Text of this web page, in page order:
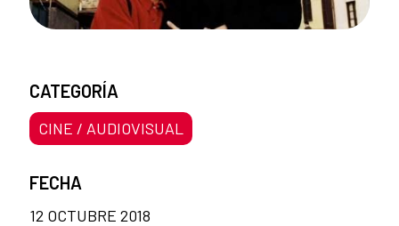
CATEGORÍA
CINE / AUDIOVISUAL
FECHA
12 OCTUBRE 2018